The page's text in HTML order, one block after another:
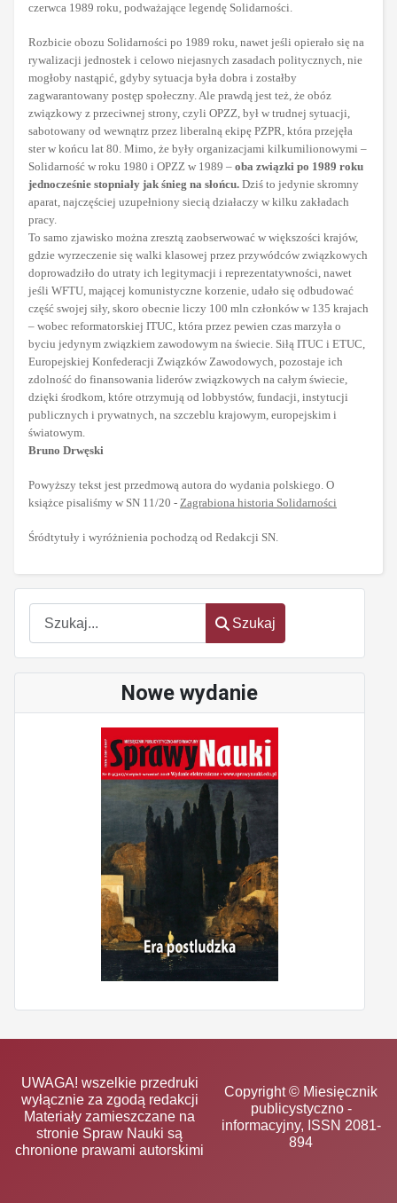
Szukaj
Szukaj
Nowe wydanie
czerwca 1989 roku, podważające legendę Solidarności.
Rozbicie obozu Solidarności po 1989 roku, nawet jeśli opierało się na
rywalizacji jednostek i celowo niejasnych zasadach politycznych, nie
mogłoby nastąpić, gdyby sytuacja była dobra i zostałby
zagwarantowany postęp społeczny. Ale prawdą jest też, że obóz
związkowy z przeciwnej strony, czyli OPZZ, był w trudnej sytuacji,
sabotowany od wewnątrz przez liberalną ekipę PZPR, która przejęła
ster w końcu lat 80. Mimo, że były organizacjami kilkumilionowymi –
Solidarność w roku 1980 i OPZZ w 1989 – oba związki po 1989 roku
jednocześnie stopniały jak śnieg na słońcu. Dziś to jedynie skromny
aparat, najczęściej uzupełniony siecią działaczy w kilku zakładach
pracy.
To samo zjawisko można zresztą zaobserwować w większości krajów,
gdzie wyrzeczenie się walki klasowej przez przywódców związkowych
doprowadziło do utraty ich legitymacji i reprezentatywności, nawet
jeśli WFTU, mającej komunistyczne korzenie, udało się odbudować
część swojej siły, skoro obecnie liczy 100 mln członków w 135 krajach
– wobec reformatorskiej ITUC, która przez pewien czas marzyła o
byciu jedynym związkiem zawodowym na świecie. Siłą ITUC i ETUC,
Europejskiej Konfederacji Związków Zawodowych, pozostaje ich
zdolność do finansowania liderów związkowych na całym świecie,
dzięki środkom, które otrzymują od lobbystów, fundacji, instytucji
publicznych i prywatnych, na szczeblu krajowym, europejskim i
światowym.
Bruno Drwęski
Powyższy tekst jest przedmową autora do wydania polskiego. O
książce pisaliśmy w SN 11/20 - Zagrabiona historia Solidarności
Śródtytuły i wyróżnienia pochodzą od Redakcji SN.
UWAGA! wszelkie przedruki
wyłącznie za zgodą redakcji
Materiały zamieszczane na
stronie Spraw Nauki są
chronione prawami autorskimi
Copyright © Miesięcznik
publicystyczno -
informacyjny, ISSN 2081-
894